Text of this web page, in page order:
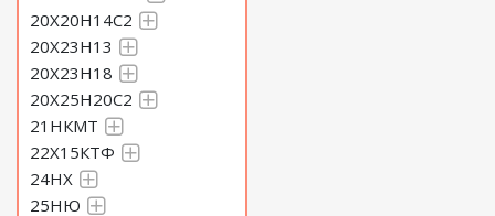
20Х20Н14С2
20Х23Н13
20Х23Н18
20Х25Н20С2
21НКМТ
22Х15КТФ
24НХ
25НЮ